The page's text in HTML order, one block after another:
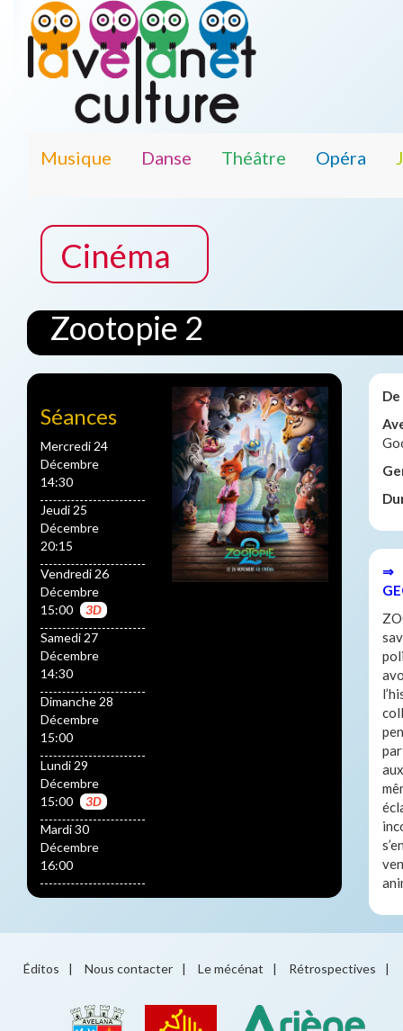
Musique Danse Théâtre Opéra
Cinéma
Zootopie 2
Séances
Mercredi 24
Décembre
14:30
Jeudi 25
Décembre
20:15
Vendredi 26
Décembre
15:00
3D
Samedi 27
Décembre
14:30
Dimanche 28
Décembre
15:00
Lundi 29
Décembre
15:00
3D
Mardi 30
Décembre
16:00
De
⇒
Éditos | Nous contacter | Le mécénat | Rétrospectives |